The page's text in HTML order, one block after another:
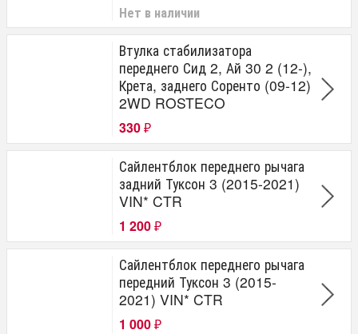
Нет в наличии
Втулка стабилизатора
переднего Сид 2, Ай 30 2 (12-),
Крета, заднего Соренто (09-12)
2WD ROSTECO
330 ₽
Сайлентблок переднего рычага
задний Туксон 3 (2015-2021)
VIN* CTR
1 200 ₽
Сайлентблок переднего рычага
передний Туксон 3 (2015-
2021) VIN* CTR
1 000 ₽